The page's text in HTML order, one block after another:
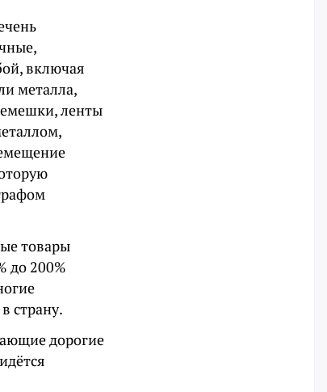
включая
металла,
ленты
товары
до 200%
страну.
дорогие